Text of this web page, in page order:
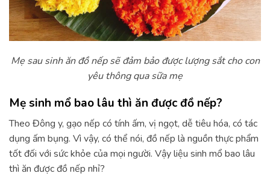
Mẹ sau sinh ăn đồ nếp sẽ đảm bảo được lượng sắt cho con
yêu thông qua sữa mẹ
Mẹ sinh mổ bao lâu thì ăn được đồ nếp?
Theo Đông y, gạo nếp có tính ấm, vị ngọt, dễ tiêu hóa, có tác
dụng ấm bụng. Vì vậy, có thể nói, đồ nếp là nguồn thực phẩm
tốt đối với sức khỏe của mọi người. Vậy liệu sinh mổ bao lâu
thì ăn được đồ nếp nhỉ?